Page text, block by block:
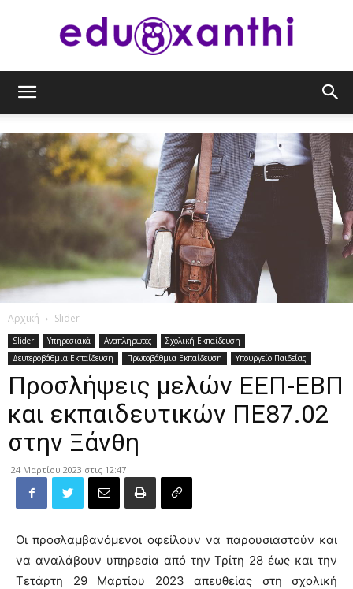
Αρχική Slider
Slider Υπηρεσιακά Αναπληρωτές
Σχολική Εκπαίδευση
Δευτεροβάθμια Εκπαίδευση
Πρωτοβάθμια Εκπαίδευση Υπουργείο Παιδείας
Προσλήψεις μελών ΕΕΠ-ΕΒΠ
και εκπαιδευτικών ΠΕ87.02
στην Ξάνθη
24 Μαρτίου 2023 στις 12:47
Οι προσλαμβανόμενοι οφείλουν να παρουσιαστούν και
να αναλάβουν υπηρεσία από την Τρίτη 28 έως και την
Τετάρτη 29 Μαρτίου 2023 απευθείας στη σχολική